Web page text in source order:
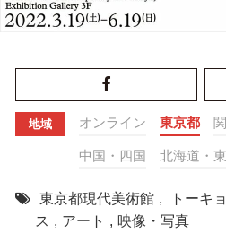
地域 オンライン 東京都
中国・四国 北海道・
東京都現代美術館 ,
トーキ
ス , アート , 映像・写真